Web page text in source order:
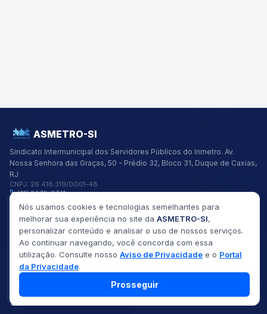
ASMETRO-SI
Sindicato Intermunicipal dos Servidores Públicos do Inmetro. Av.
Nossa Senhora das Graças, 50 - Prédio 32, Bloco 31, Duque de Caxias,
RJ
CNPJ: 26.418.319/0001-48
(21) 2679-9741
asmetro@asmetro.org.br
Links Rápidos
Institucional
Gestão
Saúde
Convênios
Fóruns
Seus Direitos
2026 ASMETRO-SI
Todos os direitos reservados
Nós usamos cookies e tecnologias semelhantes para
melhorar sua experiência no site da ASMETRO-SI,
personalizar conteúdo e analisar o uso de nossos serviços.
Ao continuar navegando, você concorda com essa
utilização. Consulte nosso Aviso de Privacidade e o Portal
da Privacidade.
Prosseguir